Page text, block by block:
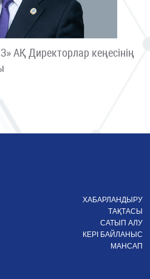
АҚ Директорлар кеңесінің
ХАБАРЛАНДЫРУ
ТАҚТАСЫ
САТЫП АЛУ
КЕРІ БАЙЛАНЫС
МАНСАП